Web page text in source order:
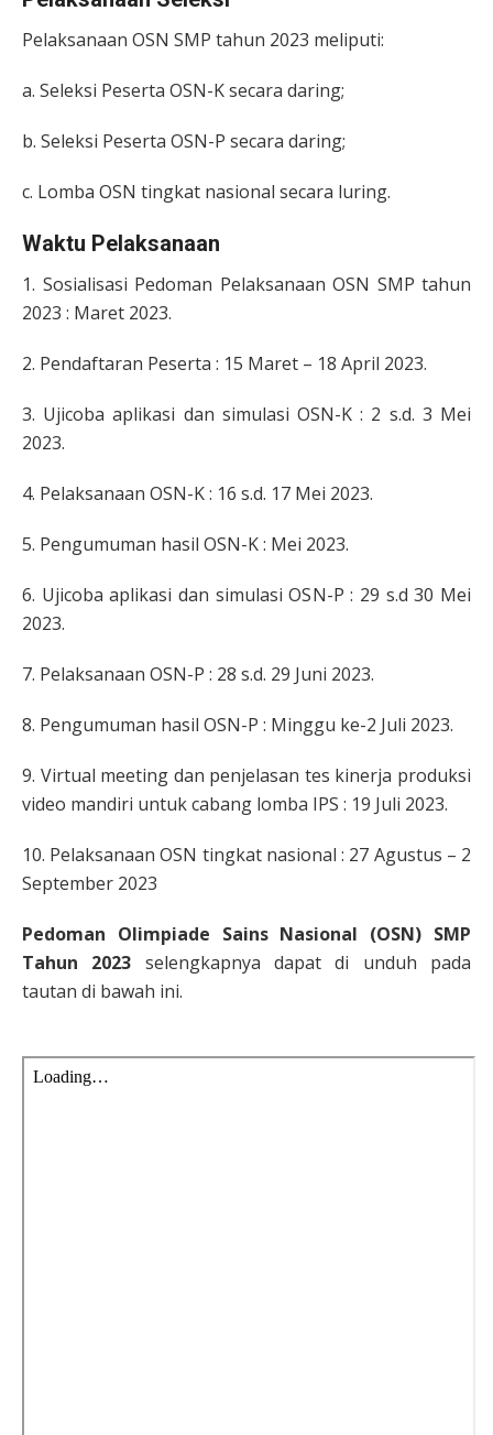
Pelaksanaan OSN SMP tahun 2023 meliputi:
a. Seleksi Peserta OSN-K secara daring;
b. Seleksi Peserta OSN-P secara daring;
c. Lomba OSN tingkat nasional secara luring.
Waktu Pelaksanaan
1. Sosialisasi Pedoman Pelaksanaan OSN SMP tahun
2023 : Maret 2023.
2. Pendaftaran Peserta : 15 Maret – 18 April 2023.
3. Ujicoba aplikasi dan simulasi OSN-K : 2 s.d. 3 Mei
2023.
4. Pelaksanaan OSN-K : 16 s.d. 17 Mei 2023.
5. Pengumuman hasil OSN-K : Mei 2023.
6. Ujicoba aplikasi dan simulasi OSN-P : 29 s.d 30 Mei
2023.
7. Pelaksanaan OSN-P : 28 s.d. 29 Juni 2023.
8. Pengumuman hasil OSN-P : Minggu ke-2 Juli 2023.
9. Virtual meeting dan penjelasan tes kinerja produksi
video mandiri untuk cabang lomba IPS : 19 Juli 2023.
10. Pelaksanaan OSN tingkat nasional : 27 Agustus – 2
September 2023
Pedoman Olimpiade Sains Nasional (OSN) SMP
Tahun 2023 selengkapnya dapat di unduh pada
tautan di bawah ini.